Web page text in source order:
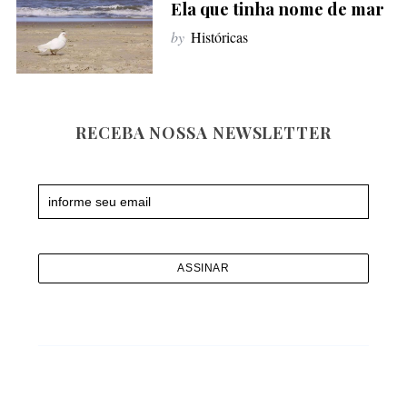
f
o
r
Ela que tinha nome de mar
by Históricas
RECEBA NOSSA NEWSLETTER